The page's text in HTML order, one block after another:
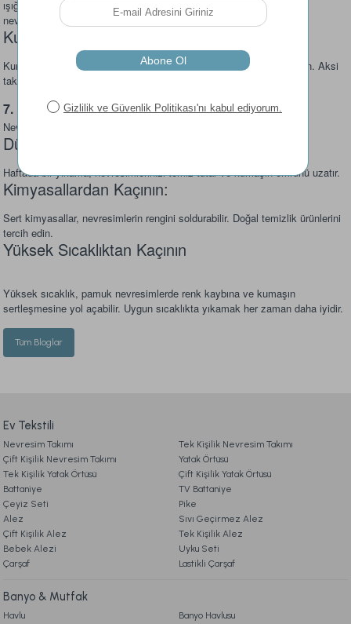
ışığı, doğal bir dezenfektan işlevi görerek bakterileri yok eder ve
nevresimlerinize taze bir koku katar.
Kurutma Makinesi Kullanımı:
Kurutma makinesi kullanıyorsanız, düşük ısıda kurutmayı tercih edin. Aksi
takdirde, yüksek ısı kumaşı bozabilir.
7. Uzun Süre Kullanım İçin İpuçları
Nevresim takımlarınızı uzun süre kullanmak için bazı öneriler:
Düzenli Yıkama:
Haftada bir yıkama, nevresimlerinizi temiz tutar ve kumaşın ömrünü uzatır.
Kimyasallardan Kaçının:
Sert kimyasallar, nevresimlerin rengini soldurabilir. Doğal temizlik ürünlerini
tercih edin.
Yüksek Sıcaklıktan Kaçının
Yüksek sıcaklık, pamuk nevresimlerde renk kaybına ve kumaşın
sertleşmesine yol açabilir. Uygun sıcaklıkta yıkamak her zaman daha iyidir.
Tüm Bloglar
Ev Tekstili
Nevresim Takımı
Tek Kişilik Nevresim Takımı
Çift Kişilik Nevresim Takımı
Yatak Örtüsü
Tek Kişilik Yatak Örtüsü
Çift Kişilik Yatak Örtüsü
Battaniye
TV Battaniye
Çeyiz Seti
Pike
Alez
Sıvı Geçirmez Alez
Çift Kişilik Alez
Tek Kişilik Alez
Bebek Alezi
Uyku Seti
Çarşaf
Lastikli Çarşaf
Banyo & Mutfak
Havlu
Banyo Havlusu